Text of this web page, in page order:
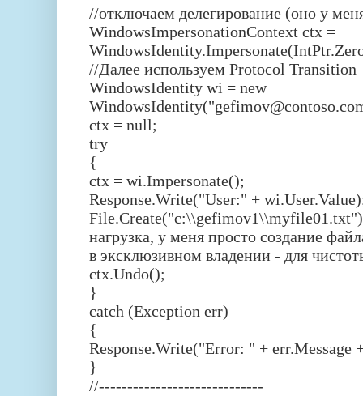
//отключаем делегирование (оно у
WindowsImpersonationContext ctx =
//Далее используем Protocol Transition
WindowsIdentity wi = new
ctx = null;
try
{
ctx = wi.Impersonate();
Response.Write("User:" +
нагрузка, у меня просто создание
в эксклюзивном владении - для
ctx.Undo();
}
catch (Exception err)
{
Response.Write("Error: " + err.Message
}
//-----------------------------